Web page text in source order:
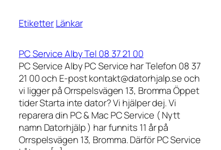
EtiketterLänkar
PC Service Alby Tel 08 37 21 00
PC Service Alby PC Service har Telefon 08 37
21 00 och E-post kontakt@datorhjalp.se och
vi ligger på Orrspelsvägen 13, Bromma Öppet
tider Starta inte dator? Vi hjälper dej. Vi
reparera din PC & Mac PC Service ( Nytt
namn Datorhjälp ) har funnits 11 år på
Orrspelsvägen 13, Bromma. Därför PC Service